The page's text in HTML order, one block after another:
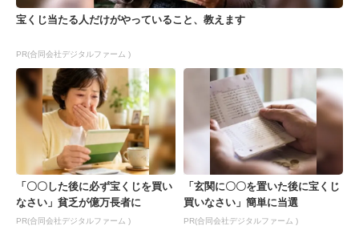
宝くじ当たる人だけがやっていること、教えます
PR(合同会社デジタルファーム )
「〇〇した後に必ず宝くじを買い
なさい」貧乏が億万長者に
PR(合同会社デジタルファーム )
「玄関に〇〇を置いた後に宝くじ
買いなさい」簡単に当選
PR(合同会社デジタルファーム )